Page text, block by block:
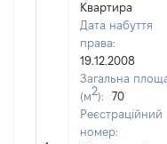
Квартира
Дата набуття
права:
19.12.2008
Загальна
(м2):
70
Реєстраційний
номер: